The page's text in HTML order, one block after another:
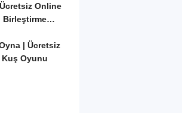
Online
Birleştirme
| Ücretsiz
Oyunu